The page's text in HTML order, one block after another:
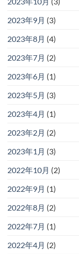
2023年9月 (3)
2023年8月 (4)
2023年7月 (2)
2023年6月 (1)
2023年5月 (3)
2023年4月 (1)
2023年2月 (2)
2023年1月 (3)
2022年10月 (2)
2022年9月 (1)
2022年8月 (2)
2022年7月 (1)
2022年4月 (2)